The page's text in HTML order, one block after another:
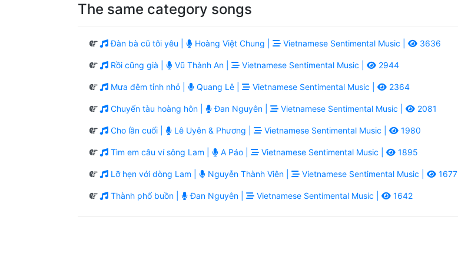
The same category songs
Đàn bà cũ tôi yêu | Hoàng Việt Chung | Vietnamese Sentimental Music | 3636
Rồi cũng già | Vũ Thành An | Vietnamese Sentimental Music | 2944
Mưa đêm tỉnh nhỏ | Quang Lê | Vietnamese Sentimental Music | 2364
Chuyến tàu hoàng hôn | Đan Nguyên | Vietnamese Sentimental Music | 2081
Cho lần cuối | Lê Uyên & Phương | Vietnamese Sentimental Music | 1980
Tìm em câu ví sông Lam | A Páo | Vietnamese Sentimental Music | 1895
Lỡ hẹn với dòng Lam | Nguyễn Thành Viên | Vietnamese Sentimental Music | 1677
Thành phố buồn | Đan Nguyên | Vietnamese Sentimental Music | 1642